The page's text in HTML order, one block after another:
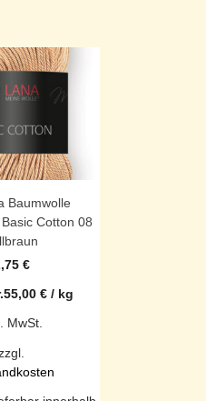
Baumwolle
Cotton 08
€
55,00 € / kg
MwSt.